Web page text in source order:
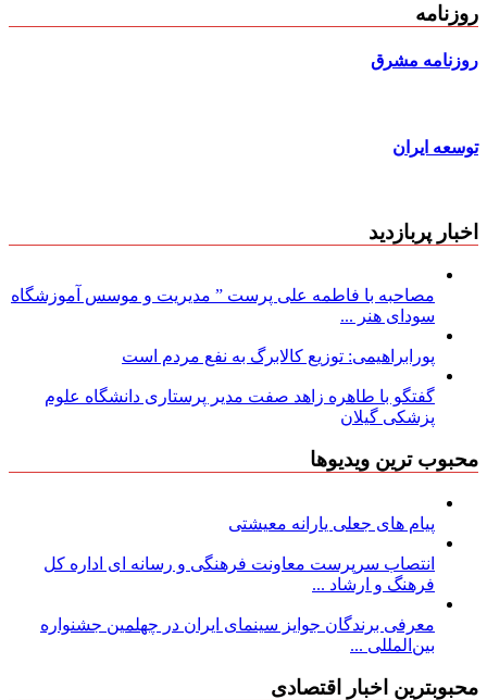
روزنامه
روزنامه مشرق
توسعه ایران
اخبار پربازدید
مصاحبه با فاطمه علی پرست ” مدیریت و موسس آموزشگاه
سودای هنر ...
پورابراهیمی: توزیع کالابرگ به نفع مردم است
گفتگو با طاهره زاهد صفت مدیر پرستاری دانشگاه علوم
پزشکی گیلان
محبوب ترین ویدیوها
پیام های جعلی یارانه معیشتی
انتصاب سرپرست معاونت فرهنگی و رسانه ای اداره کل
فرهنگ و ارشاد ...
معرفی برندگان جوایز سینمای ایران در چهلمین جشنواره
بین‌المللی ...
محبوبترین اخبار اقتصادی